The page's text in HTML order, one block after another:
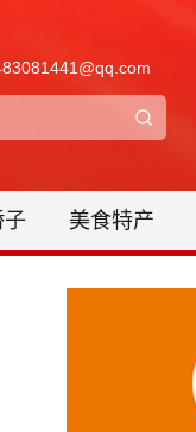
子 美食特产